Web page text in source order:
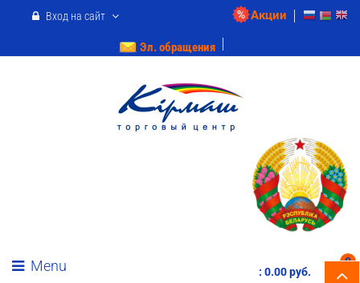
Акции
Вход на сайт
Эл. обращения
Menu
0
: 0.00 pуб.